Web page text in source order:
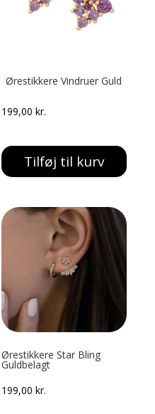
Ørestikkere Vindruer Guld
199,00kr.
Tilføj til kurv
Ørestikkere Star Bling
Guldbelagt
199,00kr.